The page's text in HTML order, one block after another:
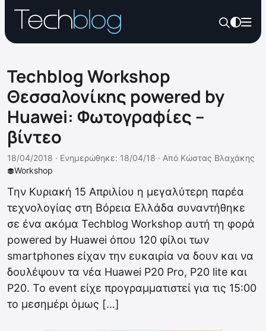
Techblog Workshop
Θεσσαλονίκης powered by
Huawei: Φωτογραφίες –
βίντεο
Workshop
18/04/2018 · Ενημερώθηκε: 18/04/18 · Από Κώστας Βλαχάκης
Την Κυριακή 15 Απριλίου η μεγαλύτερη παρέα
τεχνολογίας στη Βόρεια Ελλάδα συναντήθηκε
σε ένα ακόμα Techblog Workshop αυτή τη φορά
powered by Huawei όπου 120 φίλοι των
smartphones είχαν την ευκαιρία να δουν και να
δουλέψουν τα νέα Huawei P20 Pro, P20 lite και
P20. Το event είχε προγραμματιστεί για τις 15:00
το μεσημέρι όμως […]